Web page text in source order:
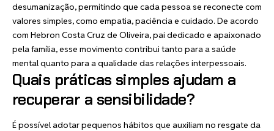
desumanização, permitindo que cada pessoa se reconecte com
valores simples, como empatia, paciência e cuidado. De acordo
com Hebron Costa Cruz de Oliveira, pai dedicado e apaixonado
pela família, esse movimento contribui tanto para a saúde
mental quanto para a qualidade das relações interpessoais.
Quais práticas simples ajudam a
recuperar a sensibilidade?
É possível adotar pequenos hábitos que auxiliam no resgate da